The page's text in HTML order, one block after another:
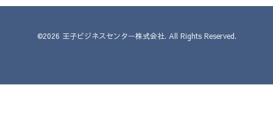
©2026 王子ビジネスセンター株式会社. All Rights Reserved.